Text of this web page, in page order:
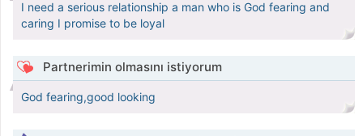
I need a serious relationship a man who is God fearing and
caring I promise to be loyal
Partnerimin olmasını istiyorum
God fearing,good looking